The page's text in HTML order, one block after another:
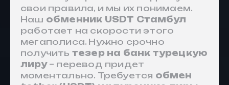
свои правила, и мы их понимаем.
Наш обменник USDT Стамбул
работает на скорости этого
мегаполиса. Нужно срочно
получить тезер на банк турецкую
лиру– перевод придет
моментально. Требуется обмен